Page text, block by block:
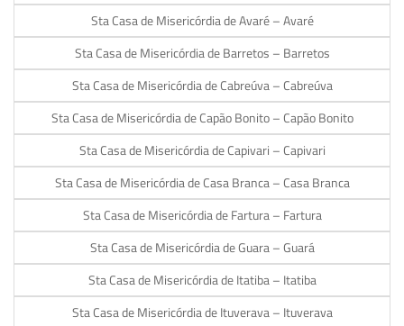
Sta Casa de Misericórdia de Avaré – Avaré
Sta Casa de Misericórdia de Barretos – Barretos
Sta Casa de Misericórdia de Cabreúva – Cabreúva
Sta Casa de Misericórdia de Capão Bonito – Capão Bonito
Sta Casa de Misericórdia de Capivari – Capivari
Sta Casa de Misericórdia de Casa Branca – Casa Branca
Sta Casa de Misericórdia de Fartura – Fartura
Sta Casa de Misericórdia de Guara – Guará
Sta Casa de Misericórdia de Itatiba – Itatiba
Sta Casa de Misericórdia de Ituverava – Ituverava